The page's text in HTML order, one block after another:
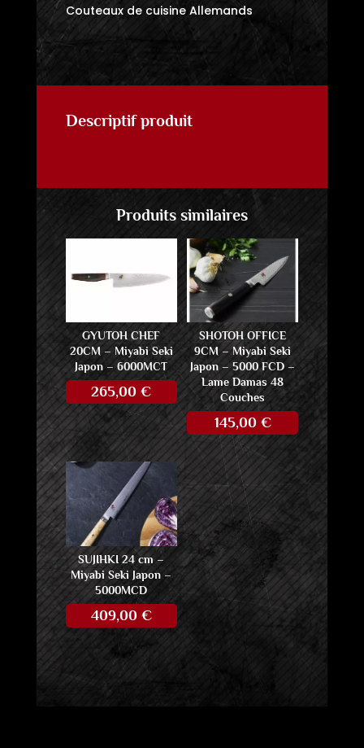
Couteaux de cuisine Allemands
Descriptif produit
Produits similaires
GYUTOH CHEF
20CM – Miyabi Seki
Japon – 6000MCT
265,00€
SHOTOH OFFICE
9CM – Miyabi Seki
Japon – 5000 FCD –
Lame Damas 48
Couches
145,00 €
SUJIHKI 24 cm –
Miyabi Seki Japon –
5000MCD
409,00 €